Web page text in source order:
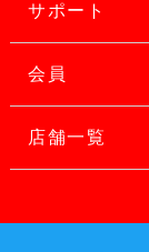
サポート
会員
店舗一覧